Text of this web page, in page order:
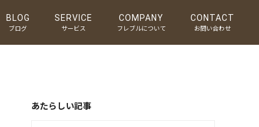
BLOG
ブログ
SERVICE
サービス
COMPANY
フレブルについて
CONTACT
お問い合わせ
あたらしい記事